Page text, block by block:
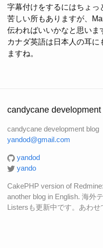
字幕付けをするにはちょっ
苦しい所もありますが、
伝わればいいかなと思い
カナダ英語は日本人の耳
ますね。
candycane development
candycane development blog
yandod@gmail.com
yandod
yando
CakePHP version of
another blog in English. 海外
Listersも更新中です。あわせ